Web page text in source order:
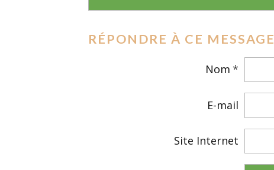
RÉPONDRE À CE MESSAGE
Nom
E-mail
Site Internet